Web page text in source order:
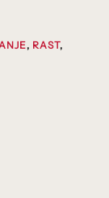
, RAST,